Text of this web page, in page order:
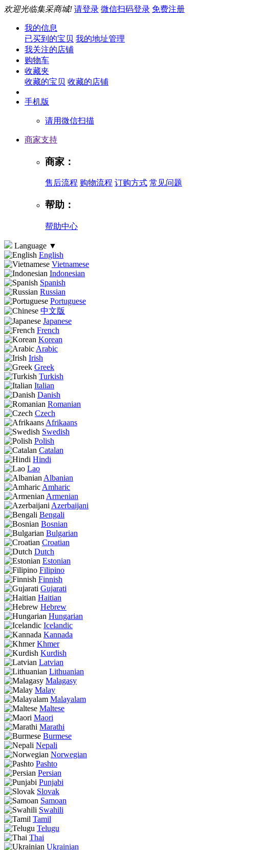
欢迎光临集采商城! 请登录 微信扫码登录 免费注册
我的信息
已买到的宝贝 我的地址管理
我关注的店铺
购物车
收藏夹
收藏的宝贝 收藏的店铺
手机版
请用微信扫描
商家支持
商家：
售后流程 购物流程 订购方式 常见问题
帮助：
帮助中心
Language ▼
English
Vietnamese
Indonesian
Spanish
Russian
Portuguese
中文版
Japanese
French
Korean
Arabic
Irish
Greek
Turkish
Italian
Danish
Romanian
Czech
Afrikaans
Swedish
Polish
Catalan
Hindi
Lao
Albanian
Amharic
Armenian
Azerbaijani
Bengali
Bosnian
Bulgarian
Croatian
Dutch
Estonian
Filipino
Finnish
Gujarati
Haitian
Hebrew
Hungarian
Icelandic
Kannada
Khmer
Kurdish
Latvian
Lithuanian
Malagasy
Malay
Malayalam
Maltese
Maori
Marathi
Burmese
Nepali
Norwegian
Pashto
Persian
Punjabi
Slovak
Samoan
Swahili
Tamil
Telugu
Thai
Ukrainian